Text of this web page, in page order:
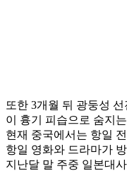
또한 3개월 뒤 광둥성
이 흉기 피습으로 숨지
현재 중국에서는 항일
항일 영화와 드라마가
지난달 말 주중 일본대